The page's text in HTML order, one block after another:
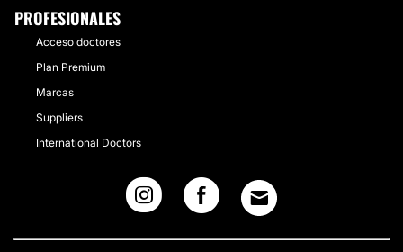
PROFESIONALES
Acceso doctores
Plan Premium
Marcas
Suppliers
International Doctors